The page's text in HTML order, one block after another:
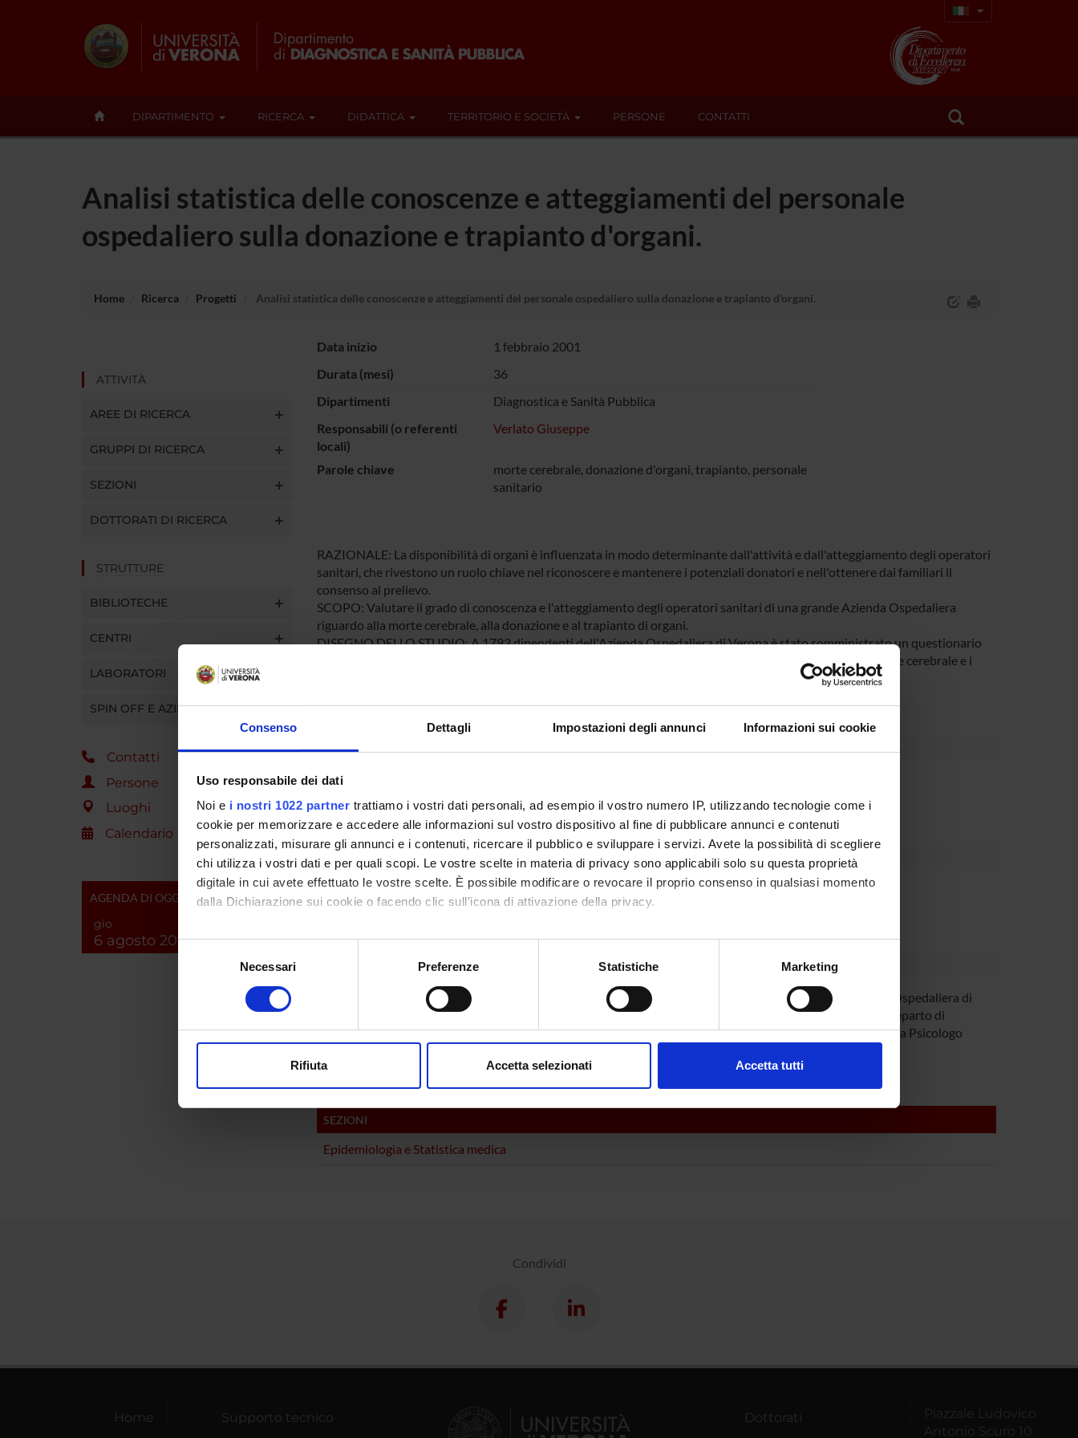
Consenso Dettagli Impostazioni degli annunci Informazioni sui cookie
Uso responsabile dei dati
Noi e i nostri 1022 partner trattiamo i vostri dati personali, ad esempio il vostro numero IP, utilizzando tecnologie come i
cookie per memorizzare e accedere alle informazioni sul vostro dispositivo al fine di pubblicare annunci e contenuti
personalizzati, misurare gli annunci e i contenuti, ricercare il pubblico e sviluppare i servizi. Avete la possibilità di scegliere
chi utilizza i vostri dati e per quali scopi. Le vostre scelte in materia di privacy sono applicabili solo su questa proprietà
digitale in cui avete effettuato le vostre scelte. È possibile modificare o revocare il proprio consenso in qualsiasi momento
dalla Dichiarazione sui cookie o facendo clic sull'icona di attivazione della privacy.
Con il tuo consenso, vorremmo anche:
raccogliere informazioni sulla tua posizione geografica, con un'approssimazione di qualche metro,
digitali).
modificare o ritirare il tuo consenso in qualsiasi momento dalla Dichiarazione sui cookie.
di analisi dei dati web, pubblicità e social media, i quali potrebbero combinarle con altre informazioni che hai fornito loro o
Necessari Preferenze Statistiche Marketing
Rifiuta Accetta selezionati Accetta tutti
DIPARTIMENTO RICERCA DIDATTICA TERRITORIO E SOCIETÀ PERSONE CONTATTI
Analisi statistica delle conoscenze e atteggiamenti del personale
ospedaliero sulla donazione e trapianto d'organi.
Home Ricerca Progetti Analisi statistica delle conoscenze e atteggiamenti del personale ospedaliero sulla donazione e trapianto d'organi.
ATTIVITÀ
AREE DI RICERCA
GRUPPI DI RICERCA
SEZIONI
DOTTORATI DI RICERCA
STRUTTURE
BIBLIOTECHE
CENTRI
LABORATORI
SPIN OFF E AZIENDE
Contatti
Persone
Luoghi
Calendario
AGENDA DI OGGI
gio
6 agosto 2026
Data inizio
1 febbraio 2001
Durata (mesi)
36
Dipartimenti
Diagnostica e Sanità Pubblica
Responsabili (o referenti
locali)
Verlato Giuseppe
Parole chiave
morte cerebrale, donazione d'organi, trapianto, personale
sanitario
RAZIONALE: La disponibilità di organi è influenzata in modo determinante dall'attività e dall'atteggiamento degli operatori
sanitari, che rivestono un ruolo chiave nel riconoscere e mantenere i potenziali donatori e nell'ottenere dai familiari il
consenso al prelievo.
SCOPO: Valutare il grado di conoscenza e l'atteggiamento degli operatori sanitari di una grande Azienda Ospedaliera
riguardo alla morte cerebrale, alla donazione e al trapianto di organi.
DISEGNO DELLO STUDIO: A 1793 dipendenti dell'Azienda Ospedaliera di Verona è stato somministrato un questionario
anonimo contenente 29 domande sulle conoscenze, atteggiamenti, opinioni e motivazioni riguardo la morte cerebrale e i
ENTI FINANZIATORI:
Azienda Ospedaliera di
Verona - Regione Veneto
PARTECIPANTI AL PROGETTO
Giuseppe Verlato Professore ordinario
COLLABORATORI ESTERNI
Francesco Procaccio
Azienda Ospedaliera di
coordinator
Azienda Ospedaliera di
Verona Reparto di
Neurologia Psicologo
Clinico
SEZIONI
Epidemiologia e Statistica medica
Condividi
Home
Supporto tecnico
Dottorati
Piazzale Ludovico
Antonio Scuro 10